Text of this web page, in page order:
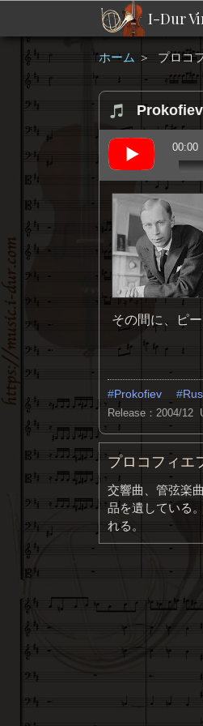
I-Dur
ホーム ＞ プロコ
00:00
その間に、ピ
Prokofiev
Release：2004/12
プロコフィエ
交響曲、管弦楽
品を遺している
れる。